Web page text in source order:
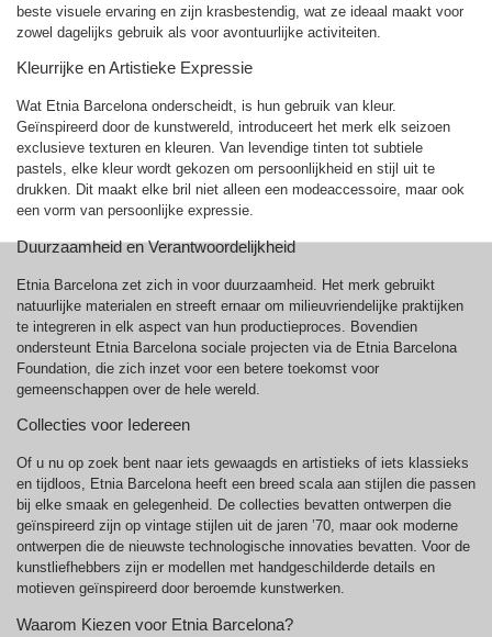
beste visuele ervaring en zijn krasbestendig, wat ze ideaal maakt voor
zowel dagelijks gebruik als voor avontuurlijke activiteiten.
Kleurrijke en Artistieke Expressie
Wat Etnia Barcelona onderscheidt, is hun gebruik van kleur.
Geïnspireerd door de kunstwereld, introduceert het merk elk seizoen
exclusieve texturen en kleuren. Van levendige tinten tot subtiele
pastels, elke kleur wordt gekozen om persoonlijkheid en stijl uit te
drukken. Dit maakt elke bril niet alleen een modeaccessoire, maar ook
een vorm van persoonlijke expressie.
Duurzaamheid en Verantwoordelijkheid
Etnia Barcelona zet zich in voor duurzaamheid. Het merk gebruikt
natuurlijke materialen en streeft ernaar om milieuvriendelijke praktijken
te integreren in elk aspect van hun productieproces. Bovendien
ondersteunt Etnia Barcelona sociale projecten via de Etnia Barcelona
Foundation, die zich inzet voor een betere toekomst voor
gemeenschappen over de hele wereld.
Collecties voor Iedereen
Of u nu op zoek bent naar iets gewaagds en artistieks of iets klassieks
en tijdloos, Etnia Barcelona heeft een breed scala aan stijlen die passen
bij elke smaak en gelegenheid. De collecties bevatten ontwerpen die
geïnspireerd zijn op vintage stijlen uit de jaren ’70, maar ook moderne
ontwerpen die de nieuwste technologische innovaties bevatten. Voor de
kunstliefhebbers zijn er modellen met handgeschilderde details en
motieven geïnspireerd door beroemde kunstwerken.
Waarom Kiezen voor Etnia Barcelona?